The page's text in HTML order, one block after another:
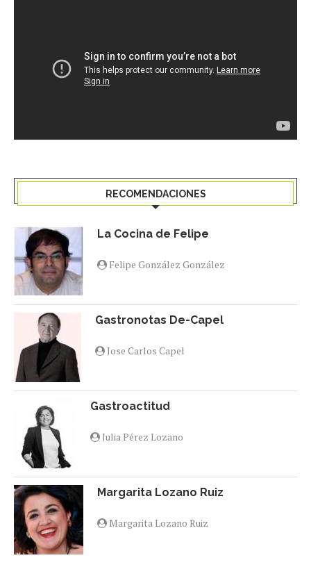
RECOMENDACIONES
La Cocina de Felipe
Felipe González González
Gastronotas De-Capel
Jose Carlos Capel
Gastroactitud
Julia Pérez Lozano
Margarita Lozano Ruiz
Margarita Lozano Ruiz